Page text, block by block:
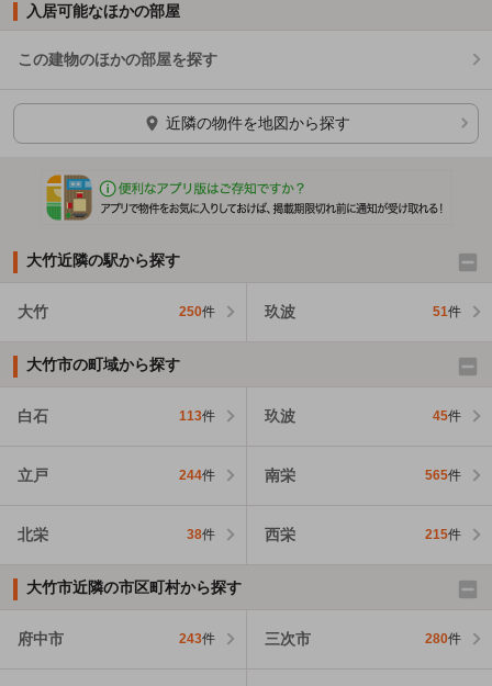
入居可能なほかの部屋
この建物のほかの部屋を探す
ほかの部屋を検索中…
近隣の物件を地図から探す
大竹近隣の駅から探す
大竹 250件 玖波 51件
大竹市の町域から探す
白石 113件 玖波 45件
立戸 244件 南栄 565件
北栄 38件 西栄 215件
大竹市近隣の市区町村から探す
府中市 243件 三次市 280件